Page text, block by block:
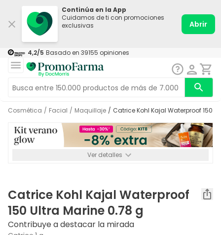
Continúa en la App
Cuidamos de ti con promociones
exclusivas
Abrir
4,2/5 Basado en 39155 opiniones
Cosmética / Facial / Maquillaje / Catrice Kohl Kajal Waterproof 150
Ver detalles
Catrice Kohl Kajal Waterproof
150 Ultra Marine 0.78 g
Contribuye a destacar la mirada